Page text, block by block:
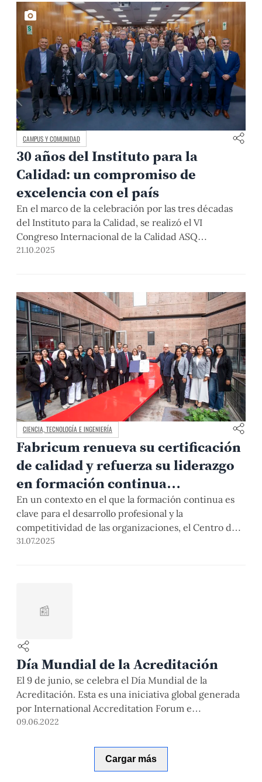
CAMPUS Y COMUNIDAD
30 años del Instituto para la
Calidad: un compromiso de
excelencia con el país
En el marco de la celebración por las tres décadas
del Instituto para la Calidad, se realizó el VI
Congreso Internacional de la Calidad ASQ
Latinoamérica–PUCP. El encuentro reunió a
organizacional; y se resaltaron los logros alcanzados
en estos años, reafirmándose el compromiso de
seguir impulsando la calidad en el Perú y la región.
21.10.2025
CIENCIA, TECNOLOGÍA E INGENIERÍA
Fabricum renueva su certificación
de calidad y refuerza su liderazgo
en formación continua
universitaria
En un contexto en el que la formación continua es
clave para el desarrollo profesional y la
competitividad de las organizaciones, el Centro de
Vinculación de Ingeniería de la Pontificia
educativa […]
31.07.2025
📰
Día Mundial de la Acreditación
El 9 de junio, se celebra el Día Mundial de la
Acreditación. Esta es una iniciativa global generada
por International Accreditation Forum e
International Laboratory Accreditation Cooperation
se propone el tema Acreditación: sostenibilidad en
el crecimiento económico y en el medio ambiente.
09.06.2022
Cargar más